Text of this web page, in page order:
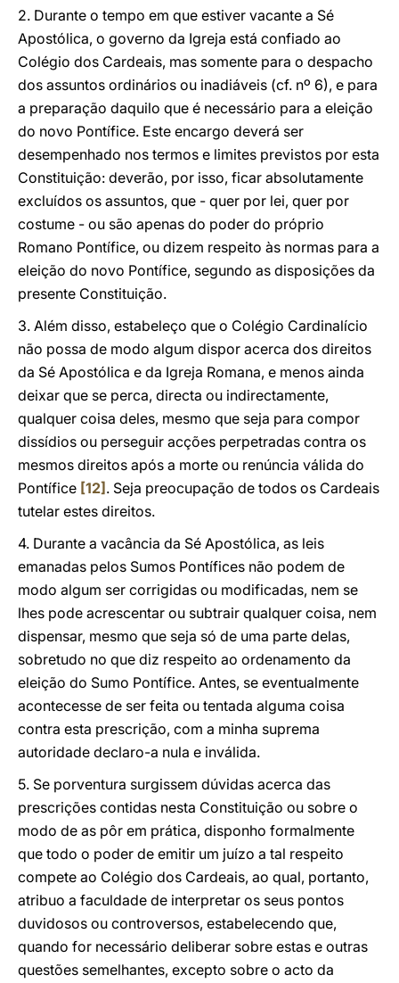
2. Durante o tempo em que estiver vacante a Sé
Apostólica, o governo da Igreja está confiado ao
Colégio dos Cardeais, mas somente para o despacho
dos assuntos ordinários ou inadiáveis (cf. nº 6), e para
a preparação daquilo que é necessário para a eleição
do novo Pontífice. Este encargo deverá ser
desempenhado nos termos e limites previstos por esta
Constituição: deverão, por isso, ficar absolutamente
excluídos os assuntos, que - quer por lei, quer por
costume - ou são apenas do poder do próprio
Romano Pontífice, ou dizem respeito às normas para a
eleição do novo Pontífice, segundo as disposições da
presente Constituição.
3. Além disso, estabeleço que o Colégio Cardinalício
não possa de modo algum dispor acerca dos direitos
da Sé Apostólica e da Igreja Romana, e menos ainda
deixar que se perca, directa ou indirectamente,
qualquer coisa deles, mesmo que seja para compor
dissídios ou perseguir acções perpetradas contra os
mesmos direitos após a morte ou renúncia válida do
Pontífice [12] . Seja preocupação de todos os Cardeais
tutelar estes direitos.
4. Durante a vacância da Sé Apostólica, as leis
emanadas pelos Sumos Pontífices não podem de
modo algum ser corrigidas ou modificadas, nem se
lhes pode acrescentar ou subtrair qualquer coisa, nem
dispensar, mesmo que seja só de uma parte delas,
sobretudo no que diz respeito ao ordenamento da
eleição do Sumo Pontífice. Antes, se eventualmente
acontecesse de ser feita ou tentada alguma coisa
contra esta prescrição, com a minha suprema
autoridade declaro-a nula e inválida.
5. Se porventura surgissem dúvidas acerca das
prescrições contidas nesta Constituição ou sobre o
modo de as pôr em prática, disponho formalmente
que todo o poder de emitir um juízo a tal respeito
compete ao Colégio dos Cardeais, ao qual, portanto,
atribuo a faculdade de interpretar os seus pontos
duvidosos ou controversos, estabelecendo que,
quando for necessário deliberar sobre estas e outras
questões semelhantes, excepto sobre o acto da